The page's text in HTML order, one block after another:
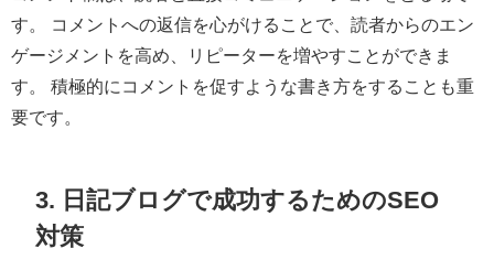
す。 コメントへの返信を心がけることで、読者からのエン
ゲージメントを高め、リピーターを増やすことができま
す。 積極的にコメントを促すような書き方をすることも重
要です。
3. 日記ブログで成功するためのSEO
対策